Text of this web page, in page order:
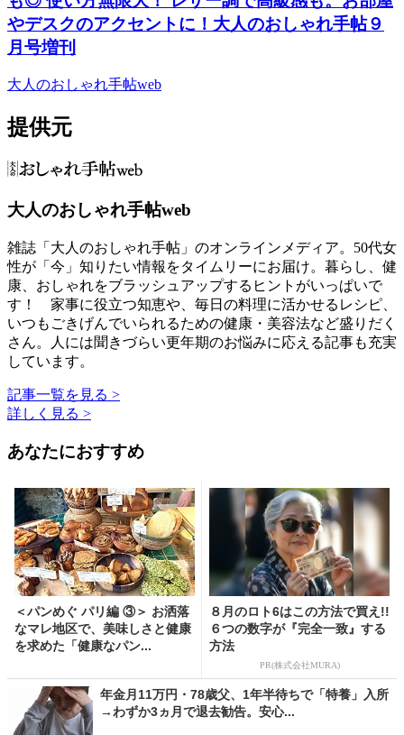
やデスクのアクセントに！大人のおしゃれ手帖９
月号増刊
大人のおしゃれ手帖web
提供元
大人のおしゃれ手帖web
雑誌「大人のおしゃれ手帖」のオンラインメディア。50代女
性が「今」知りたい情報をタイムリーにお届け。暮らし、健
康、おしゃれをブラッシュアップするヒントがいっぱいで
す！ 家事に役立つ知恵や、毎日の料理に活かせるレシピ、
いつもごきげんでいられるための健康・美容法など盛りだく
さん。人には聞きづらい更年期のお悩みに応える記事も充実
しています。
記事一覧を見る >
詳しく見る >
あなたにおすすめ
＜パンめぐ パリ編 ③＞ お洒落
なマレ地区で、美味しさと健康
を求めた「健康なパン...
８月のロト6はこの方法で買え!!
６つの数字が『完全一致』する
方法
PR(株式会社MURA)
年金月11万円・78歳父、1年半待ちで「特養」入所
→わずか3ヵ月で退去勧告。安心...